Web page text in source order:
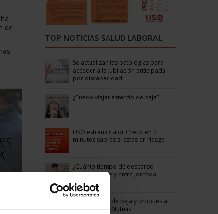
de
TOP NOTICIAS SALUD LABORAL
Se actualizan las patologías para
acceder a la jubilación anticipada
por discapacidad
¿Puedo viajar estando de baja?
USO estrena Calor Check: en 2
minutos sabrás si estás en riesgo
¿Cuánto tiempo de descanso
tengo durante y entre jornada
laboral?
Parte médico de baja y propuesta
de alta de las Mutuas